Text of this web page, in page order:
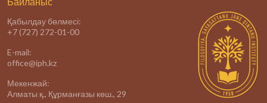
Қабылдау бөлмесі:
+7 (727) 272-01-00
E-mail:
office@iph.kz
Мекенжай:
Алматы қ., Құрманғазы көш., 29